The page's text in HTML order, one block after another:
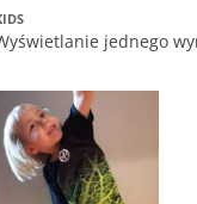
jednego